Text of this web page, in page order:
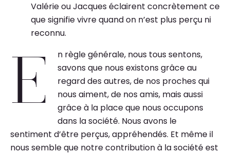
Valérie ou Jacques éclairent concrètement ce
que signifie vivre quand on n’est plus perçu ni
reconnu.
E
n règle générale, nous tous sentons,
savons que nous existons grâce au
regard des autres, de nos proches qui
nous aiment, de nos amis, mais aussi
grâce à la place que nous occupons
dans la société. Nous avons le
sentiment d’être perçus, appréhendés. Et même il
nous semble que notre contribution à la société est